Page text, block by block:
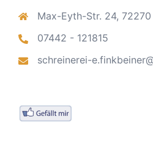
Max-Eyth-Str. 24,
07442 - 121815
schreinerei-